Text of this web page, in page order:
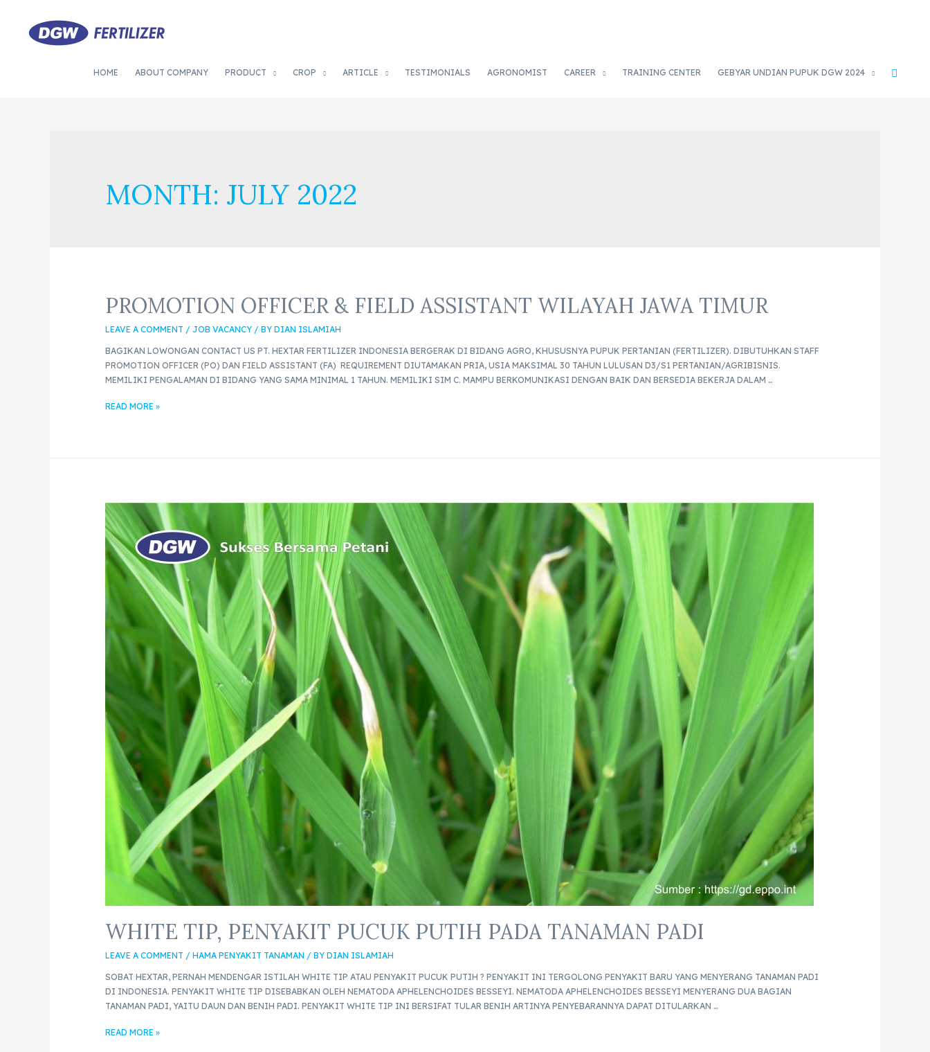
HOME ABOUT COMPANY PRODUCT CROP ARTICLE TESTIMONIALS AGRONOMIST CAREER TRAINING CENTER GEBYAR UNDIAN PUPUK DGW 2024
MONTH:JULY 2022
PROMOTION OFFICER & FIELD ASSISTANT WILAYAH JAWA TIMUR
LEAVE A COMMENT /JOB VACANCY / BYDIAN ISLAMIAH
BAGIKAN LOWONGAN CONTACT US PT. HEXTAR FERTILIZER INDONESIA BERGERAK DI BIDANG AGRO, KHUSUSNYA PUPUK PERTANIAN (FERTILIZER). DIBUTUHKAN STAFF
PROMOTION OFFICER (PO) DAN FIELD ASSISTANT (FA) REQUIREMENT DIUTAMAKAN PRIA, USIA MAKSIMAL 30 TAHUN LULUSAN D3/S1 PERTANIAN/AGRIBISNIS.
MEMILIKI PENGALAMAN DI BIDANG YANG SAMA MINIMAL 1 TAHUN. MEMILIKI SIM C. MAMPU BERKOMUNIKASI DENGAN BAIK DAN BERSEDIA BEKERJA DALAM …
READ MORE »
WHITE TIP, PENYAKIT PUCUK PUTIH PADA TANAMAN PADI
LEAVE A COMMENT /HAMA PENYAKIT TANAMAN / BYDIAN ISLAMIAH
SOBAT HEXTAR, PERNAH MENDENGAR ISTILAH WHITE TIP ATAU PENYAKIT PUCUK PUTIH ? PENYAKIT INI TERGOLONG PENYAKIT BARU YANG MENYERANG TANAMAN PADI
DI INDONESIA. PENYAKIT WHITE TIP DISEBABKAN OLEH NEMATODA APHELENCHOIDES BESSEYI. NEMATODA APHELENCHOIDES BESSEYI MENYERANG DUA BAGIAN
TANAMAN PADI, YAITU DAUN DAN BENIH PADI. PENYAKIT WHITE TIP INI BERSIFAT TULAR BENIH ARTINYA PENYEBARANNYA DAPAT DITULARKAN …
READ MORE »